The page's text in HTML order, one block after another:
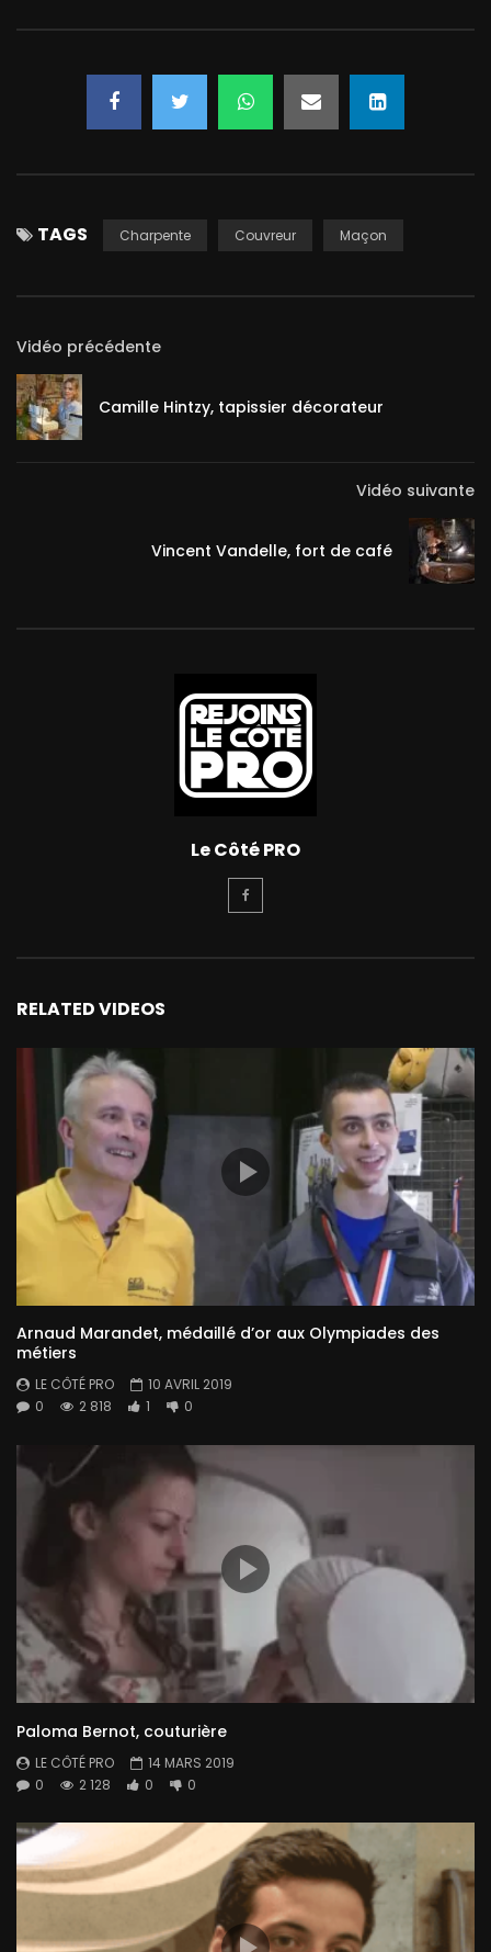
TAGS Charpente Couvreur Maçon
Vidéo précédente
Camille Hintzy, tapissier décorateur
Vidéo suivante
Vincent Vandelle, fort de café
Le Côté PRO
RELATED VIDEOS
Arnaud Marandet, médaillé d’or aux Olympiades des
métiers
LE CÔTÉ PRO
10 AVRIL 2019
0
2 818 1 0
Paloma Bernot, couturière
LE CÔTÉ PRO
14 MARS 2019
0
2 128 0 0